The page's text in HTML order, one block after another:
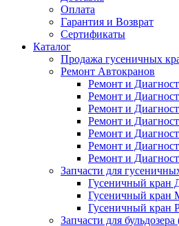
Оплата
Гарантия и Возврат
Сертификаты
Каталог
Продажа гусеничных
Ремонт Автокранов
Ремонт и
Ремонт и
Ремонт и
Ремонт и
Ремонт и
Ремонт и
Ремонт и
Запчасти для
Гусеничный кран
Гусеничный кран
Гусеничный кран
Запчасти для бульдозера